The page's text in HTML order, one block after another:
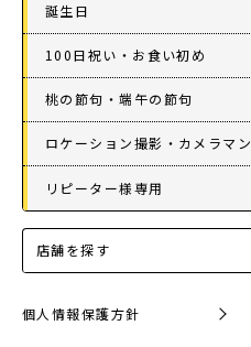
誕生日
100日祝い・お食い初め
桃の節句・端午の節句
ロケーション撮影・カメラマン
リピーター様専用
店舗を探す
個人情報保護方針